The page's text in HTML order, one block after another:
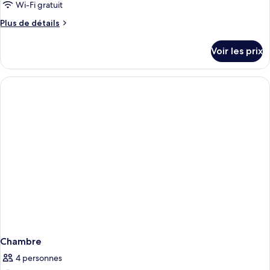
Wi-Fi gratuit
Plus de détails
Plus
le
type
de
Voir les prix
Chambre
4 personnes